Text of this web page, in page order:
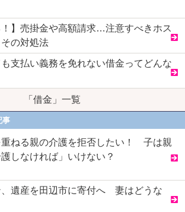
！】売掛金や高額請求…注意すべきホス
の対処法
支払い義務を免れない借金ってどんな
「借金」一覧
事
ねる親の介護を拒否したい！ 子は親
しなければ」いけない？
遺産を田辺市に寄付へ 妻はどうな